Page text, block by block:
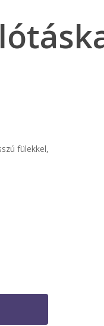
fülekkel,